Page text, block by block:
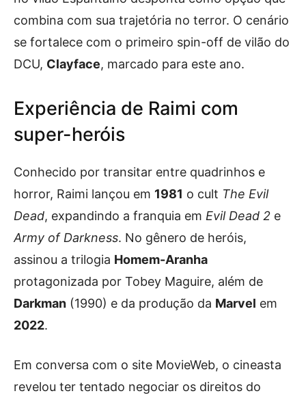
combina com sua trajetória no terror. O cenário
se fortalece com o primeiro spin-off de vilão do
DCU, Clayface, marcado para este ano.
Experiência de Raimi com
super-heróis
Conhecido por transitar entre quadrinhos e
horror, Raimi lançou em 1981 o cult The Evil
Dead, expandindo a franquia em Evil Dead 2 e
Army of Darkness. No gênero de heróis,
assinou a trilogia Homem-Aranha
protagonizada por Tobey Maguire, além de
Darkman (1990) e da produção da Marvel em
2022.
Em conversa com o site MovieWeb, o cineasta
revelou ter tentado negociar os direitos do